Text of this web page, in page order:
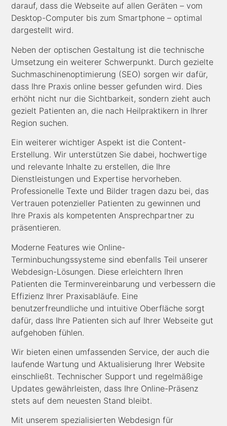
darauf, dass die Webseite auf allen Geräten – vom
Desktop-Computer bis zum Smartphone – optimal
dargestellt wird.
Neben der optischen Gestaltung ist die technische
Umsetzung ein weiterer Schwerpunkt. Durch gezielte
Suchmaschinenoptimierung (SEO) sorgen wir dafür,
dass Ihre Praxis online besser gefunden wird. Dies
erhöht nicht nur die Sichtbarkeit, sondern zieht auch
gezielt Patienten an, die nach Heilpraktikern in Ihrer
Region suchen.
Ein weiterer wichtiger Aspekt ist die Content-
Erstellung. Wir unterstützen Sie dabei, hochwertige
und relevante Inhalte zu erstellen, die Ihre
Dienstleistungen und Expertise hervorheben.
Professionelle Texte und Bilder tragen dazu bei, das
Vertrauen potenzieller Patienten zu gewinnen und
Ihre Praxis als kompetenten Ansprechpartner zu
präsentieren.
Moderne Features wie Online-
Terminbuchungssysteme sind ebenfalls Teil unserer
Webdesign-Lösungen. Diese erleichtern Ihren
Patienten die Terminvereinbarung und verbessern die
Effizienz Ihrer Praxisabläufe. Eine
benutzerfreundliche und intuitive Oberfläche sorgt
dafür, dass Ihre Patienten sich auf Ihrer Webseite gut
aufgehoben fühlen.
Wir bieten einen umfassenden Service, der auch die
laufende Wartung und Aktualisierung Ihrer Website
einschließt. Technischer Support und regelmäßige
Updates gewährleisten, dass Ihre Online-Präsenz
stets auf dem neuesten Stand bleibt.
Mit unserem spezialisierten Webdesign für